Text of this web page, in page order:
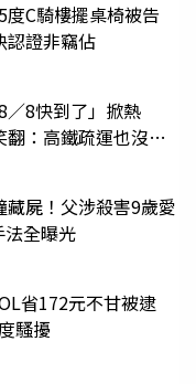
度C騎樓擺桌椅被告
認證非竊佔
／8快到了」掀熱
：高鐵疏運也沒列
屍！父涉殺害9歲愛
全曝光
省172元不甘被逮
騷擾